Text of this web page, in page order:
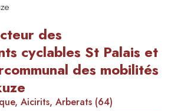
des
cyclables St Palais et
des mobilités
Aicirits, Arberats (64)